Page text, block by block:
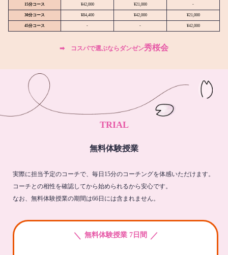
15分コース ¥42,000 ¥21,000 -
30分コース ¥84,400 ¥42,000 ¥21,000
45分コース - - ¥42,000
➡︎ コスパで選ぶならダンゼン秀桜会
TRIAL
無料体験授業
実際に担当予定のコーチで、毎日15分のコーチングを体感いただけます。
コーチとの相性を確認してから始められるから安心です。
なお、無料体験授業の期間は66日には含まれません。
＼ 無料体験授業 7日間 ／